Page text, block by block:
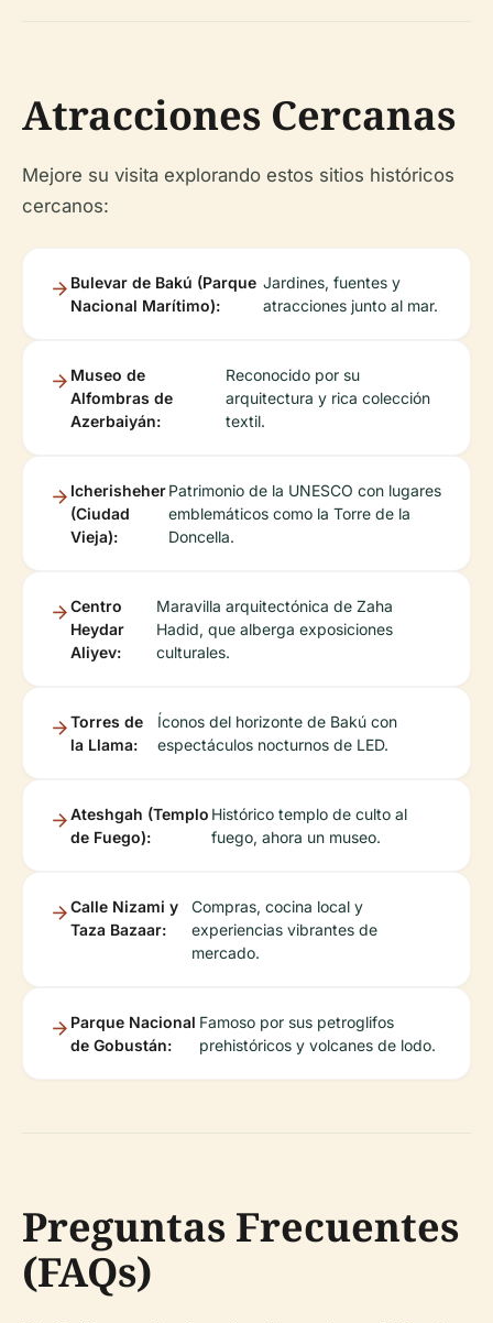
Atracciones Cercanas
Mejore su visita explorando estos sitios históricos
cercanos:
Bulevar de Bakú (Parque
Nacional Marítimo):
Jardines, fuentes y
atracciones junto al mar.
Museo de
Alfombras de
Azerbaiyán:
Reconocido por su
arquitectura y rica colección
textil.
Icherisheher
(Ciudad
Vieja):
Patrimonio de la UNESCO con lugares
emblemáticos como la Torre de la
Doncella.
Centro
Heydar
Aliyev:
Maravilla arquitectónica de Zaha
Hadid, que alberga exposiciones
culturales.
Torres de
la Llama:
Íconos del horizonte de Bakú con
espectáculos nocturnos de LED.
Ateshgah (Templo
de Fuego):
Histórico templo de culto al
fuego, ahora un museo.
Calle Nizami y
Taza Bazaar:
Compras, cocina local y
experiencias vibrantes de
mercado.
Parque Nacional
de Gobustán:
Famoso por sus petroglifos
prehistóricos y volcanes de lodo.
Preguntas Frecuentes
(FAQs)